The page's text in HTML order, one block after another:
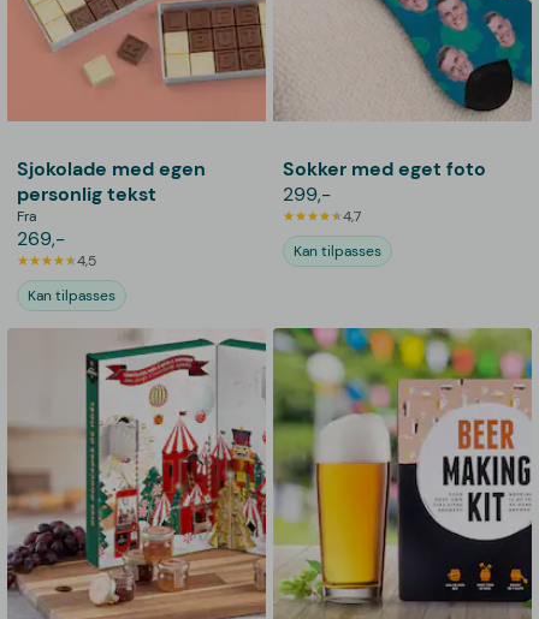
Sjokolade med egen
personlig tekst
Fra
269,-
4,5
Kan tilpasses
Sokker med eget foto
299,-
4,7
Kan tilpasses